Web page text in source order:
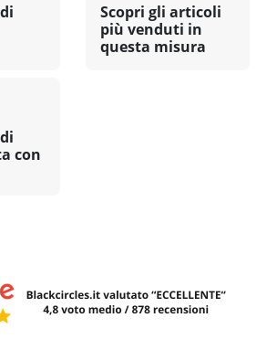
Scopri gli articoli
più venduti in
questa misura
con